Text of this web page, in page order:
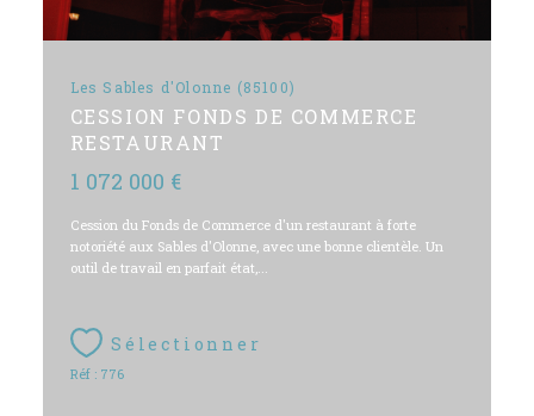
Les Sables d'Olonne (85100)
CESSION FONDS DE COMMERCE
RESTAURANT
1 072 000 €
Cession du Fonds de Commerce d'un restaurant à forte
notoriété aux Sables d'Olonne, avec une bonne clientèle. Un
outil de travail en parfait état,...
Sélectionner
Réf : 776